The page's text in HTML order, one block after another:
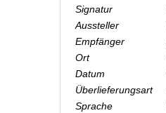
Signatur
Aussteller
Empfänger
Ort
Datum
Überlieferungsart
Sprache